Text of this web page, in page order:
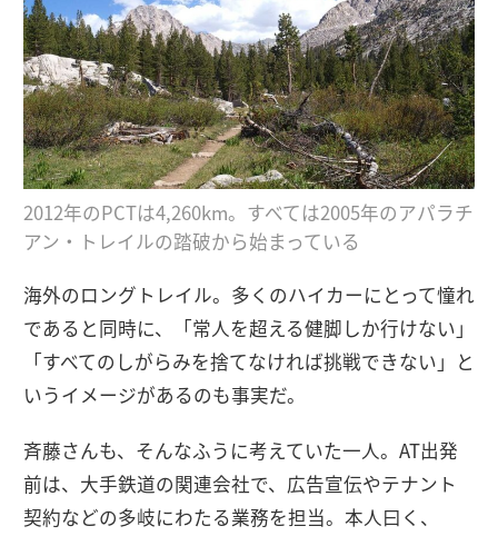
2012年のPCTは4,260km。すべては2005年のアパラチ
アン・トレイルの踏破から始まっている
海外のロングトレイル。多くのハイカーにとって憧れ
であると同時に、「常人を超える健脚しか行けない」
「すべてのしがらみを捨てなければ挑戦できない」と
いうイメージがあるのも事実だ。
斉藤さんも、そんなふうに考えていた一人。AT出発
前は、大手鉄道の関連会社で、広告宣伝やテナント
契約などの多岐にわたる業務を担当。本人曰く、